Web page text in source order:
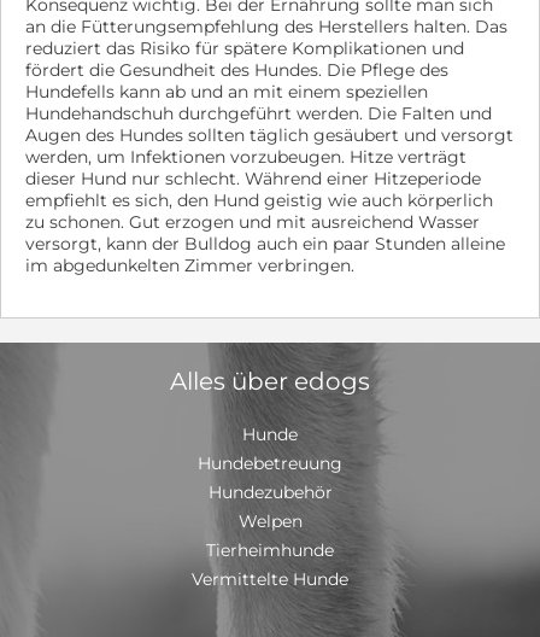
Konsequenz wichtig. Bei der Ernährung sollte man sich
an die Fütterungsempfehlung des Herstellers halten. Das
reduziert das Risiko für spätere Komplikationen und
fördert die Gesundheit des Hundes. Die Pflege des
Hundefells kann ab und an mit einem speziellen
Hundehandschuh durchgeführt werden. Die Falten und
Augen des Hundes sollten täglich gesäubert und versorgt
werden, um Infektionen vorzubeugen. Hitze verträgt
dieser Hund nur schlecht. Während einer Hitzeperiode
empfiehlt es sich, den Hund geistig wie auch körperlich
zu schonen. Gut erzogen und mit ausreichend Wasser
versorgt, kann der Bulldog auch ein paar Stunden alleine
im abgedunkelten Zimmer verbringen.
Alles über edogs
Hunde
Hundebetreuung
Hundezubehör
Welpen
Tierheimhunde
Vermittelte Hunde